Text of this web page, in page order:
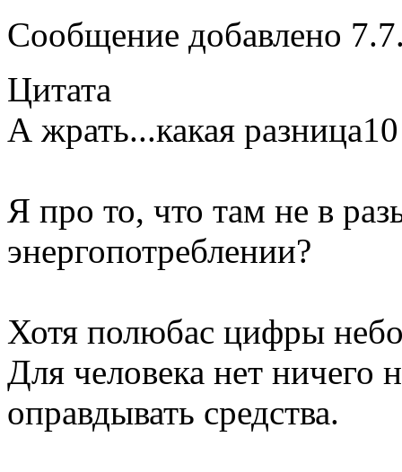
Сообщение добавлено
Цитата
А жрать...какая
Я про то, что там не в
энергопотреблении?
Хотя полюбас цифры
Для человека нет ничего
оправдывать средства.